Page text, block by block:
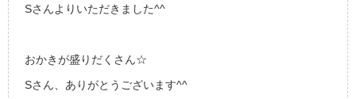
Sさんよりいただきました^^
おかきが盛りだくさん☆
Sさん、ありがとうございます^^